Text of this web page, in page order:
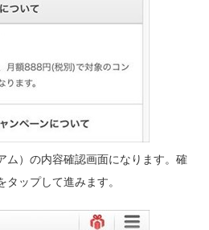
ム）の内容確認画面になります。確
ップして進みます。